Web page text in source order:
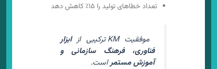
تعداد خطاهای تولید را ۱۵٪ کاهش دهد
موفقیت KM ترکیبی از
ابزار
فناوری، فرهنگ سازمانی و
آموزش مستمراست.